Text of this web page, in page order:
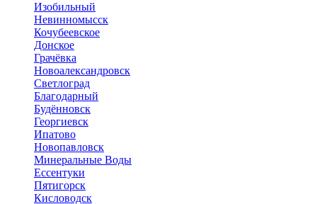
Изобильный
Невинномысск
Кочубеевское
Донское
Грачёвка
Новоалександровск
Светлоград
Благодарный
Будённовск
Георгиевск
Ипатово
Новопавловск
Минеральные Воды
Ессентуки
Пятигорск
Кисловодск